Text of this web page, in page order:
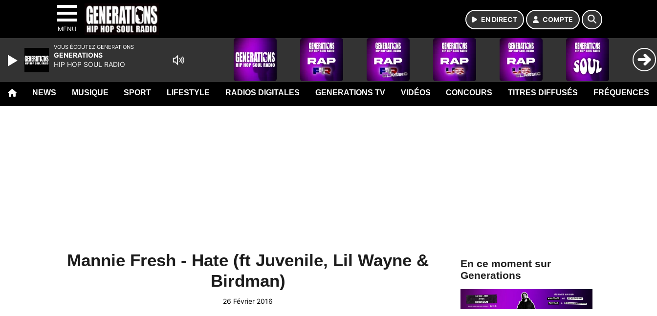
MENU
EN DIRECT COMPTE
NEWS MUSIQUE SPORT LIFESTYLE RADIOS DIGITALES GENERATIONS TV VIDÉOS CONCOURS TITRES DIFFUSÉS FRÉQUENCES
Mannie Fresh - Hate (ft Juvenile, Lil Wayne &
Birdman)
26 Février 2016
En ce moment sur
Generations
VOUS ÉCOUTEZ GENERATIONS
GENERATIONS
HIP HOP SOUL RADIO